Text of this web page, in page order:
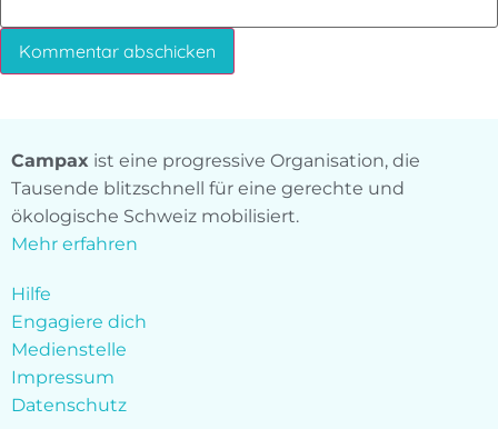
Campax ist eine progressive Organisation, die
Tausende blitzschnell für eine gerechte und
ökologische Schweiz mobilisiert.
Mehr erfahren
Hilfe
Engagiere dich
Medienstelle
Impressum
Datenschutz